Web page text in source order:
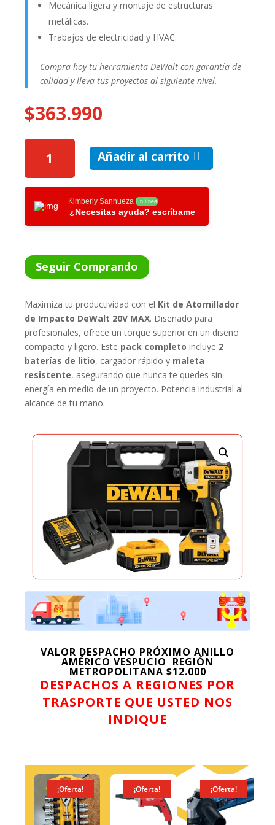
Mecánica ligera y montaje de estructuras
metálicas.
Trabajos de electricidad y HVAC.
Compra hoy tu herramienta DeWalt con garantía de
calidad y lleva tus proyectos al siguiente nivel.
$363.990
KIT
ATORN.
IMPACTO
1/4
DEWALT
BAT
+
Y
MALETA
CANTIDAD
Añadir al carrito
Kimberly Sanhueza En línea
¿Necesitas ayuda? escríbame
Seguir Comprando
Maximiza tu productividad con el Kit de Atornillador
de Impacto DeWalt 20V MAX. Diseñado para
profesionales, ofrece un torque superior en un diseño
compacto y ligero. Este pack completo incluye 2
baterías de litio, cargador rápido y maleta
resistente, asegurando que nunca te quedes sin
energía en medio de un proyecto. Potencia industrial al
alcance de tu mano.
VALOR DESPACHO PRÓXIMO ANILLO
AMÉRICO VESPUCIO REGIÓN
METROPOLITANA $12.000
DESPACHOS A REGIONES POR
TRASPORTE QUE USTED NOS
INDIQUE
¡Oferta! ¡Oferta! ¡Oferta!